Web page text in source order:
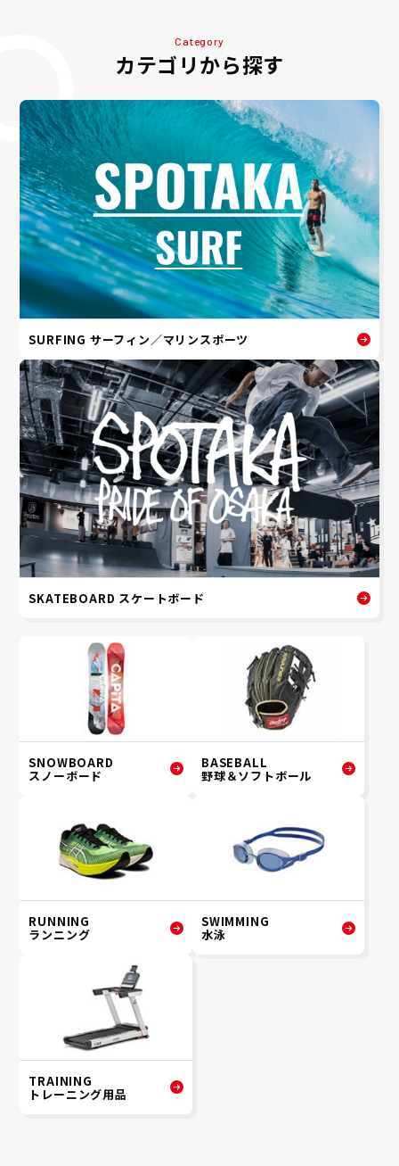
Category
カテゴリから探す
SURFING サーフィン／マリンスポーツ
SKATEBOARD スケートボード
SNOWBOARD
スノーボード
BASEBALL
野球＆ソフトボール
RUNNING
ランニング
SWIMMING
水泳
TRAINING
トレーニング用品